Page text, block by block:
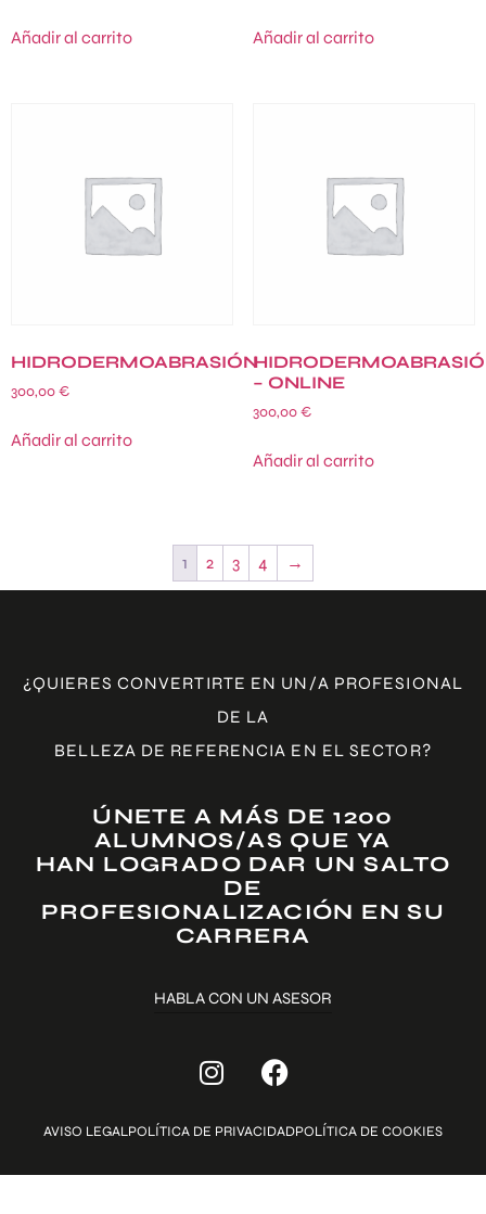
Añadir al carrito Añadir al carrito
HIDRODERMOABRASIÓN
300,00€
Añadir al carrito
– ONLINE
300,00€
Añadir al carrito
1 2 3 4 →
¿QUIERES CONVERTIRTE EN UN/A PROFESIONAL
DE LA
BELLEZA DE REFERENCIA EN EL SECTOR?
ÚNETE A MÁS DE 1200
ALUMNOS/AS QUE YA
HAN LOGRADO DAR UN SALTO
DE
PROFESIONALIZACIÓN EN SU
CARRERA
HABLA CON UN ASESOR
AVISO LEGALPOLÍTICA DE PRIVACIDADPOLÍTICA DE COOKIES